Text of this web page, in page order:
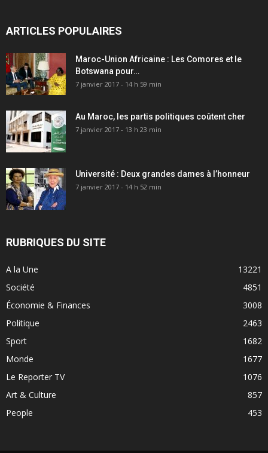
ARTICLES POPULAIRES
Maroc-Union Africaine : Les Comores et le
Botswana pour…
7 janvier 2017 - 14 h 59 min
Au Maroc, les partis politiques coûtent cher
7 janvier 2017 - 13 h 23 min
Université : Deux grandes dames à l’honneur
7 janvier 2017 - 14 h 52 min
RUBRIQUES DU SITE
A la Une
13221
Société
4851
Économie & Finances
3008
Politique
2463
Sport
1682
Monde
1677
Le Reporter TV
1076
Art & Culture
857
People
453